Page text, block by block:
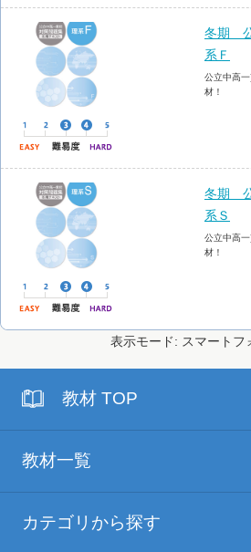
冬期
系Ｆ
公立中高
材！
冬期
系Ｓ
公立中高
材！
表示モード: スマートフ
教材 TOP
教材一覧
カテゴリから探す